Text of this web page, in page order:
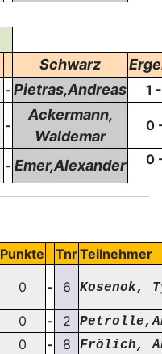
Schwarz
- Pietras,Andreas 1
-
Ackermann,
Waldemar
0
- Emer,Alexander 0
Punkte TnrTeilnehmer
0 - 6 Kosenok,
0 - 2
0 - 8 Frölich,